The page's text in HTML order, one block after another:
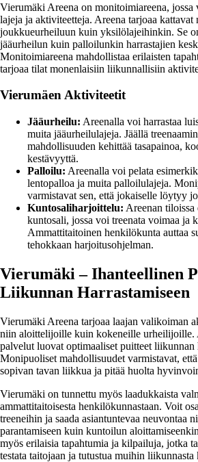
Vierumäki Areena on monitoimiareena, jossa
lajeja ja aktiviteetteja. Areena tarjoaa
joukkueurheiluun kuin yksilölajeihinkin. Se
jääurheilun kuin palloilunkin harrastajien
Monitoimiareena mahdollistaa erilaisten
tarjoaa tilat monenlaisiin liikunnallisiin
Vierumäen Aktiviteetit
Jääurheilu: Areenalla voi harrastaa
muita jääurheilulajeja. Jäällä
mahdollisuuden kehittää tasapainoa,
kestävyyttä.
Palloilu: Areenalla voi pelata
lentopalloa ja muita palloilulajeja.
varmistavat sen, että jokaiselle löytyy
Kuntosaliharjoittelu: Areenan
kuntosali, jossa voi treenata voimaa ja
Ammattitaitoinen henkilökunta auttaa
tehokkaan harjoitusohjelman.
Vierumäki – Ihanteellinen
Liikunnan Harrastamiseen
Vierumäki Areena tarjoaa laajan valikoiman
niin aloittelijoille kuin kokeneille urheilijoille.
palvelut luovat optimaaliset puitteet liikunnan
Monipuoliset mahdollisuudet varmistavat,
sopivan tavan liikkua ja pitää huolta
Vierumäki on tunnettu myös laadukkaista
ammattitaitoisesta henkilökunnastaan. Voit
treeneihin ja saada asiantuntevaa neuvontaa
parantamiseen kuin kuntoilun
myös erilaisia tapahtumia ja kilpailuja, jotka
testata taitojaan ja tutustua muihin